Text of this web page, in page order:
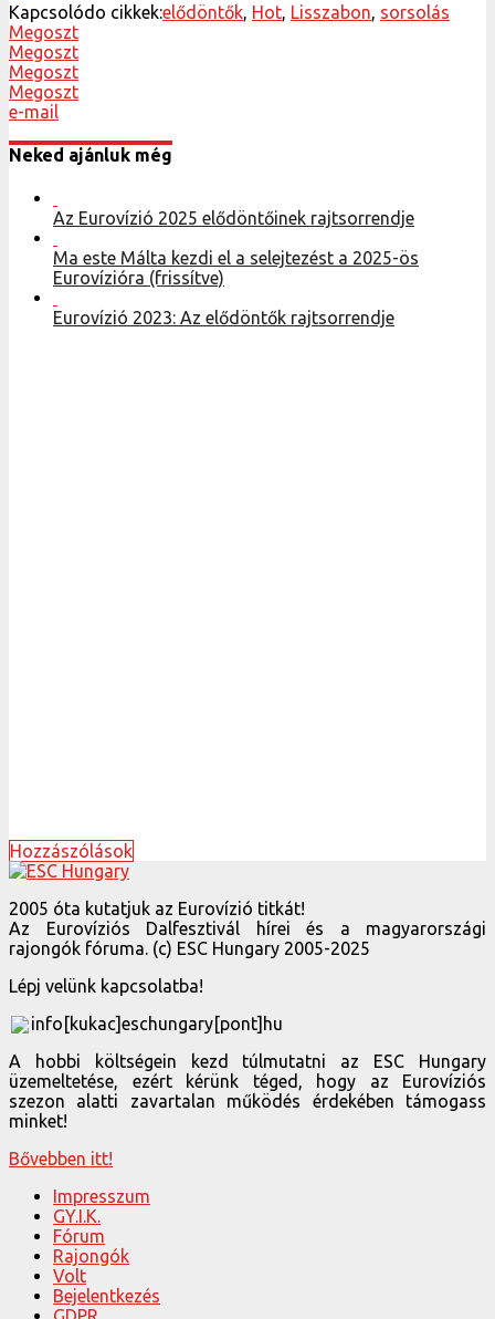
Kapcsolódo cikkek:elődöntők Hot Lisszabon sorsolás
Megoszt
Megoszt
Megoszt
Megoszt
e-mail
Neked ajánluk még
Az Eurovízió 2025 elődöntőinek rajtsorrendje
Ma este Málta kezdi el a selejtezést a 2025-ös
Eurovízióra (frissítve)
Eurovízió 2023: Az elődöntők rajtsorrendje
Hozzászólások
2005 óta kutatjuk az Eurovízió titkát!
Az Eurovíziós Dalfesztivál hírei és a magyarországi
rajongók fóruma. (c) ESC Hungary 2005-2025
Lépj velünk kapcsolatba!
info[kukac]eschungary[pont]hu
A hobbi költségein kezd túlmutatni az ESC Hungary
üzemeltetése, ezért kérünk téged, hogy az Eurovíziós
szezon alatti zavartalan működés érdekében támogass
minket!
Bővebben itt!
Impresszum
GY.I.K.
Fórum
Rajongók
Volt
Bejelentkezés